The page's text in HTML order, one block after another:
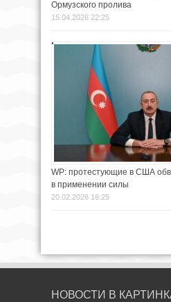
Ормузского пролива
15.04.2026 22:25
WP: протестующие в США
в применении силы
20.02.2026 16:25
НОВОСТИ В